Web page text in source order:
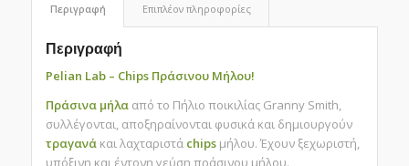
Περιγραφή Επιπλέον πληροφορίες
Περιγραφή
Pelian Lab – Chips Πράσινου Μήλου!
Πράσινα μήλααπό το Πήλιο ποικιλίας Granny Smith,
συλλέγονται, αποξηραίνονται φυσικά και δημιουργούν
τραγανάκαι λαχταριστά chips μήλου. Έχουν ξεχωριστή,
υπόξινη και έντονη γεύση πράσινου μήλου.